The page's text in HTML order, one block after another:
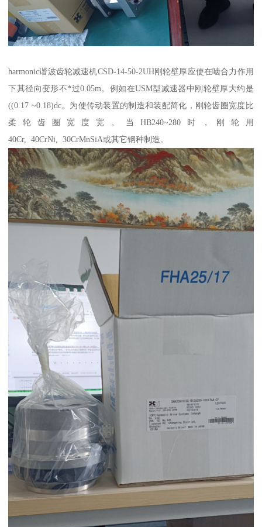
harmonic谐波齿轮减速机CSD-14-50-2UH刚轮壁厚应使在啮合力作用
下其径向变形不*过0.05m。例如在USM型减速器中刚轮壁厚大约是
((0.17 ~0.18)dc。为使传动装置的制造和装配简化，刚轮齿圈宽度比
柔轮齿圈宽度宽。当HB240~280时，刚轮用
40Cr, 40CrNi, 30CrMnSiA或其它钢种制造。